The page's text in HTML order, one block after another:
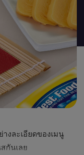
งละเอียดของเมนู
กันเลย